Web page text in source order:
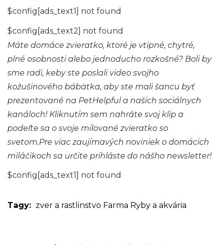
$config[ads_text1] not found
$config[ads_text2] not found
Máte domáce zvieratko, ktoré je vtipné, chytré,
plné osobnosti alebo jednoducho rozkošné? Boli by
sme radi, keby ste poslali video svojho
kožušinového bábätka, aby ste mali šancu byť
prezentované na PetHelpful a našich sociálnych
kanáloch! Kliknutím sem nahráte svoj klip a
podeľte sa o svoje milované zvieratko so
svetom.Pre viac zaujímavých noviniek o domácich
miláčikoch sa určite prihláste do nášho newsletter!
$config[ads_text1] not found
Tagy: zver a rastlinstvo Farma Ryby a akvária